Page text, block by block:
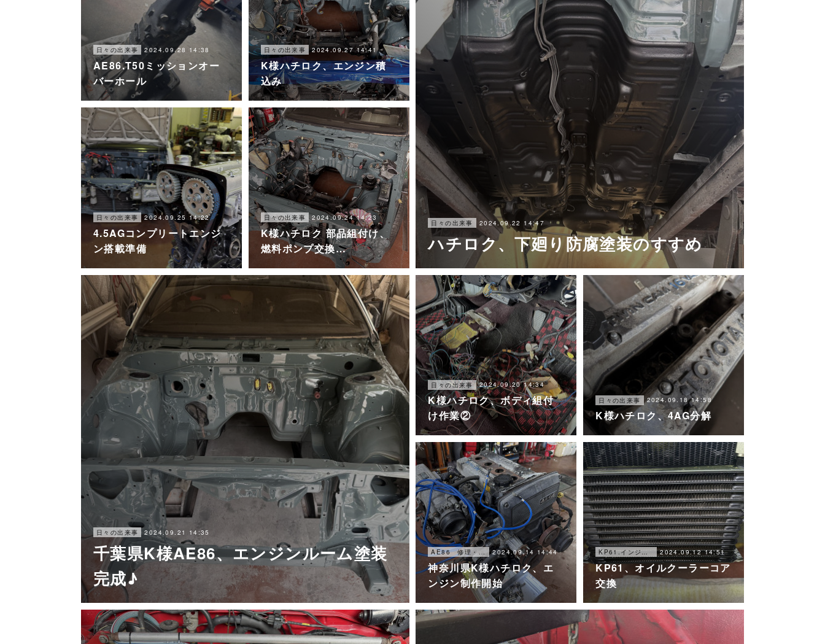
日々の出来事 2024.09.28 14:38
AE86.T50ミッションオー
バーホール
日々の出来事 2024.09.27 14:41
K様ハチロク、エンジン積
込み
日々の出来事 2024.09.25 14:22
4.5AGコンプリートエンジ
ン搭載準備
日々の出来事 2024.09.24 14:23
K様ハチロク 部品組付け、
燃料ポンプ交換…
日々の出来事 2024.09.22 14:47
ハチロク、下廻り防腐塗装のすすめ
日々の出来事 2024.09.21 14:35
千葉県K様AE86、エンジンルーム塗装
完成♪
日々の出来事 2024.09.20 14:34
K様ハチロク、ボディ組付
け作業②
日々の出来事 2024.09.18 14:58
K様ハチロク、4AG分解
AE86 修理・メンテナンス 2024.09.14 14:44
神奈川県K様ハチロク、エ
ンジン制作開始
KP61.インジェクション化 2024.09.12 14:51
KP61、オイルクーラーコア
交換